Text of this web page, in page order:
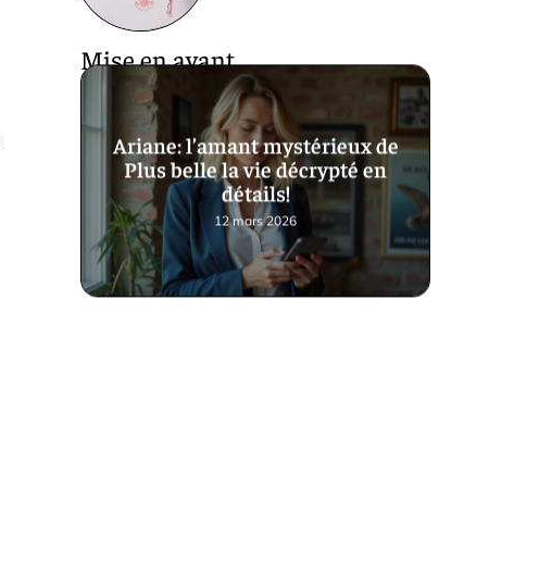
Mise en avant
Ariane: l’amant mystérieux de
Plus belle la vie décrypté en
détails!
12 mars 2026